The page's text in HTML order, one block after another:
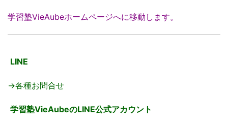
学習塾VieAubeホームページへに移動します。
LINE
→各種お問合せ
学習塾VieAubeのLINE公式アカウント